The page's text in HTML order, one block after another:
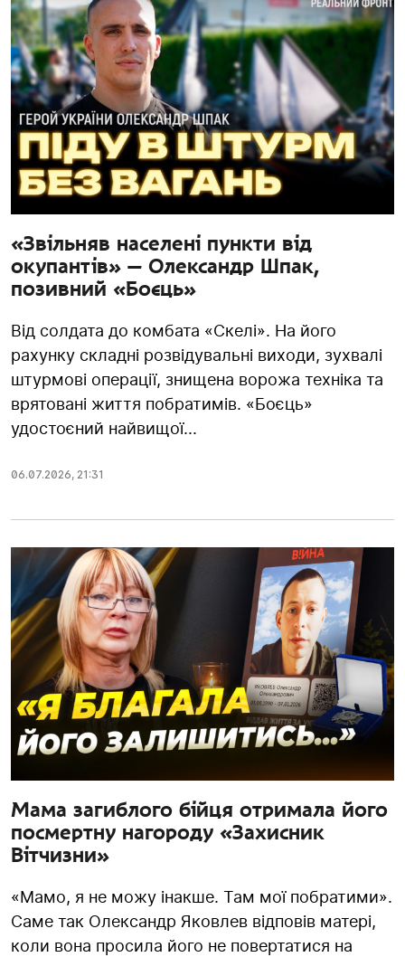
«Звільняв населені пункти від
окупантів» — Олександр Шпак,
позивний «Боєць»
Від солдата до комбата «Скелі». На його
рахунку складні розвідувальні виходи, зухвалі
штурмові операції, знищена ворожа техніка та
врятовані життя побратимів. «Боєць»
удостоєний найвищої...
06.07.2026, 21:31
Мама загиблого бійця отримала його
посмертну нагороду «Захисник
Вітчизни»
«Мамо, я не можу інакше. Там мої побратими».
Саме так Олександр Яковлев відповів матері,
коли вона просила його не повертатися на